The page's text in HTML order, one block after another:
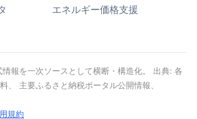
エネルギー価格支援
報を一次ソースとして横断・構造化。 出典: 各
、 主要ふるさと納税ポータル公開情報、
規約